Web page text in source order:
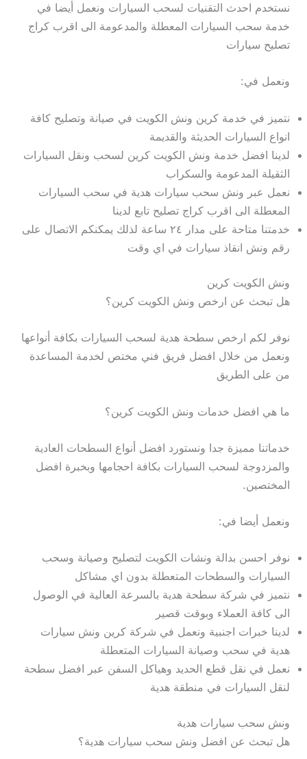
نستخدم احدث التقنيات لسحب السيارات ونعمل أيضا في
خدمة سحب السيارات المعطلة والمدعومة الى اقرب كراج
تصليح سيارات
ونعمل في:
نتميز في خدمة كرين ونش الكويت في صيانة وتصليح كافة
انواع السيارات الحديثة والقديمة
لدينا افضل خدمة ونش الكويت كرين لسحب ونقل السيارات
الثقيلة المدعومة والسكراب
نعمل عبر ونش سحب سيارات هدية في سحب السيارات
المعطلة الى اقرب كراج تصليح تابع لدينا
خدمتنا متاحة على مدار ٢٤ ساعة لذلك يمكنكم الاتصال على
رقم ونش انقاذ سيارات في اي وقت
ونش الكويت كرين
هل تبحث عن ارخص ونش الكويت كرين؟
نوفر لكم ارخص سطحة هدية لسحب السيارات بكافة أنواعها
ونعمل من خلال افضل فريق فني مختص لخدمة المساعدة
من على الطريق
ما هي افضل خدمات ونش الكويت كرين؟
خدماتنا مميزة جدا ونستورد افضل أنواع السطحات العادية
والمزدوجة لسحب السيارات بكافة احجامها وبخبرة افضل
المختصين.
ونعمل أيضا في:
نوفر احسن بدالة ونشات الكويت لتصليح وصيانة وسحب
السيارات والسطحات المتعطلة بدون اي مشاكل
نتميز في شركة سطحة هدية بالسرعة العالية في الوصول
الى كافة العملاء وبوقت قصير
لدينا خبرات اجنبية ونعمل في شركة كرين ونش سيارات
هدية في سحب وصيانة السيارات المتعطلة
نعمل في نقل قطع الحديد وهياكل السفن عبر افضل سطحة
لنقل السيارات في منطقة هدية
ونش سحب سيارات هدية
هل تبحث عن افضل ونش سحب سيارات هدية؟